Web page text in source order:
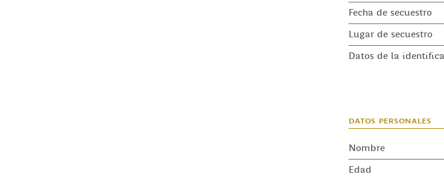
Fecha de secuestro
Lugar de secuestro
Datos de la
datos personales
Nombre
Edad